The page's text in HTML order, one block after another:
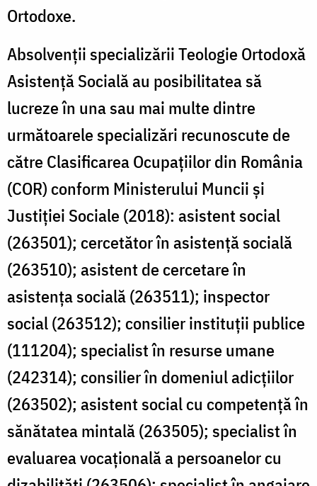
Ortodoxe.
Absolvenții specializării Teologie Ortodoxă
Asistență Socială au posibilitatea să
lucreze în una sau mai multe dintre
următoarele specializări recunoscute de
către Clasificarea Ocupațiilor din România
(COR) conform Ministerului Muncii și
Justiției Sociale (2018): asistent social
(263501); cercetător în asistenţă socială
(263510); asistent de cercetare în
asistenţa socială (263511); inspector
social (263512); consilier instituții publice
(111204); specialist în resurse umane
(242314); consilier în domeniul adicţiilor
(263502); asistent social cu competenţă în
sănătatea mintală (263505); specialist în
evaluarea vocaţională a persoanelor cu